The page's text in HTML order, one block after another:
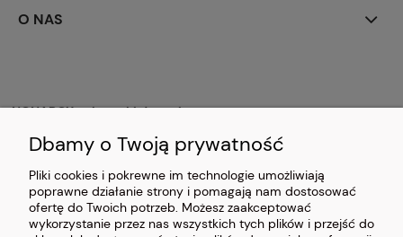
O NAS
NONABOX - skrzynki drewniane
woj. wielkopolskie
NIP: 6991854001
Godziny otwarcia:
Pn – Pt: 8:00 – 17:00
Sb – zamknięte
Dbamy o Twoją prywatność
Pliki cookies i pokrewne im technologie umożliwiają
poprawne działanie strony i pomagają nam dostosować
ofertę do Twoich potrzeb. Możesz zaakceptować
wykorzystanie przez nas wszystkich tych plików i przejść do